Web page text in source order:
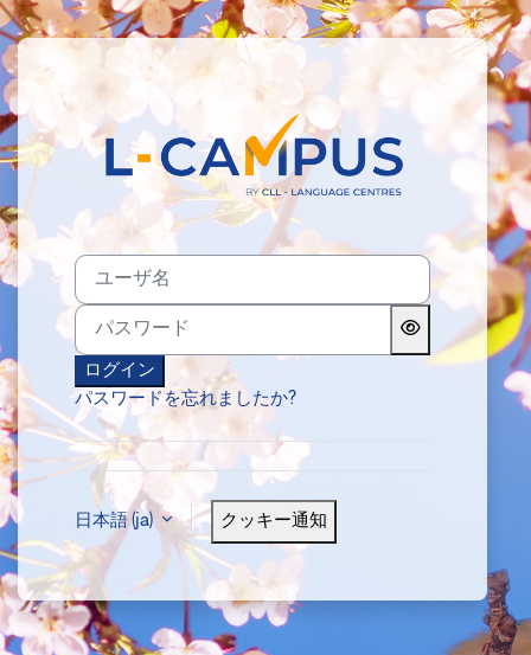
メインコンテンツへスキップする
Lcampus にロ
ユーザ名
パスワード
ログイン
パスワードを忘れましたか?
日本語 ‎(ja)‎ クッキー通知